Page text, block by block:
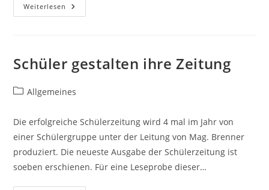
Weiterlesen OSR
Hans
Schüler gestalten ihre Zeitung
Beitrags-
Allgemeines
Die erfolgreiche Schülerzeitung wird 4 mal im Jahr von
einer Schülergruppe unter der Leitung von Mag. Brenner
produziert. Die neueste Ausgabe der Schülerzeitung ist
soeben erschienen. Für eine Leseprobe dieser…